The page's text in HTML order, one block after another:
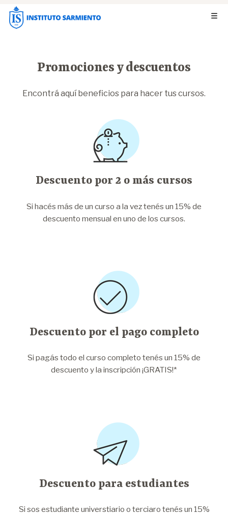
Promociones y descuentos
Encontrá aquí beneficios para hacer tus cursos.
Descuento por 2 o más cursos
Si hacés más de un curso a la vez tenés un 15% de
descuento mensual en uno de los cursos.
Descuento por el pago completo
Si pagás todo el curso completo tenés un 15% de
descuento y la inscripción ¡GRATIS!*
Descuento para estudiantes
Si sos estudiante universtiario o terciaro tenés un 15%